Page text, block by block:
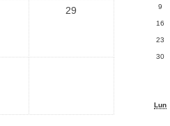
29 9
16
23
30
Lun